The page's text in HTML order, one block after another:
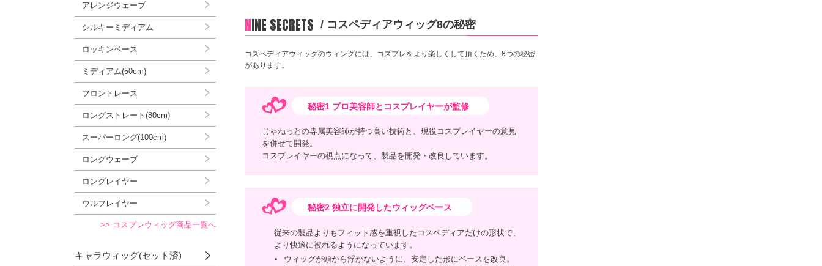
NINE SECRETS / コスペディアウィッグ8の秘密
コスペディアウィッグのウィングには、コスプレをより楽しくして頂くため、8つの秘密
があります。
秘密1 プロ美容師とコスプレイヤーが監修
じゃねっとの専属美容師が持つ高い技術と、現役コスプレイヤーの意見
を併せて開発。
コスプレイヤーの視点になって、製品を開発・改良しています。
秘密2 独立に開発したウィッグベース
従来の製品よりもフィット感を重視したコスペディアだけの形状で、
より快適に被れるようになっています。
ウィッグが頭から浮かないように、安定した形にベースを改良。
アレンジウェーブ
シルキーミディアム
ロッキンベース
ミディアム(50cm)
フロントレース
ロングストレート(80cm)
スーパーロング(100cm)
ロングウェーブ
ロングレイヤー
ウルフレイヤー
>> コスプレウィッグ商品一覧へ
キャラウィッグ(セット済)